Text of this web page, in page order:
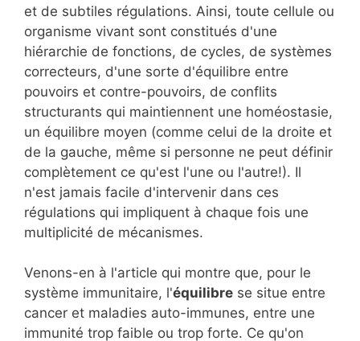
et de subtiles régulations. Ainsi, toute cellule ou
organisme vivant sont constitués d'une
hiérarchie de fonctions, de cycles, de systèmes
correcteurs, d'une sorte d'équilibre entre
pouvoirs et contre-pouvoirs, de conflits
structurants qui maintiennent une homéostasie,
un équilibre moyen (comme celui de la droite et
de la gauche, même si personne ne peut définir
complètement ce qu'est l'une ou l'autre!). Il
n'est jamais facile d'intervenir dans ces
régulations qui impliquent à chaque fois une
multiplicité de mécanismes.
Venons-en à l'article qui montre que, pour le
système immunitaire, l'équilibre se situe entre
cancer et maladies auto-immunes, entre une
immunité trop faible ou trop forte. Ce qu'on